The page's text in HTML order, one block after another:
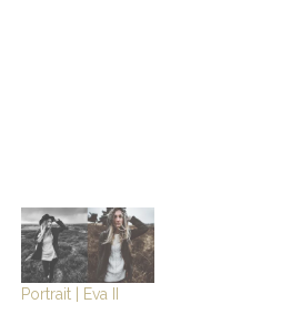
Portrait | Eva II